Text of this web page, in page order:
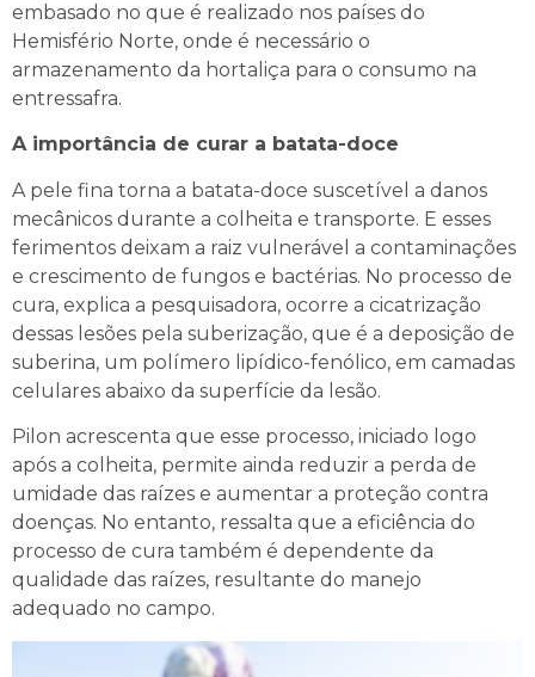
embasado no que é realizado nos países do
Hemisfério Norte, onde é necessário o
armazenamento da hortaliça para o consumo na
entressafra.
A importância de curar a batata-doce
A pele fina torna a batata-doce suscetível a danos
mecânicos durante a colheita e transporte. E esses
ferimentos deixam a raiz vulnerável a contaminações
e crescimento de fungos e bactérias. No processo de
cura, explica a pesquisadora, ocorre a cicatrização
dessas lesões pela suberização, que é a deposição de
suberina, um polímero lipídico-fenólico, em camadas
celulares abaixo da superfície da lesão.
Pilon acrescenta que esse processo, iniciado logo
após a colheita, permite ainda reduzir a perda de
umidade das raízes e aumentar a proteção contra
doenças. No entanto, ressalta que a eficiência do
processo de cura também é dependente da
qualidade das raízes, resultante do manejo
adequado no campo.